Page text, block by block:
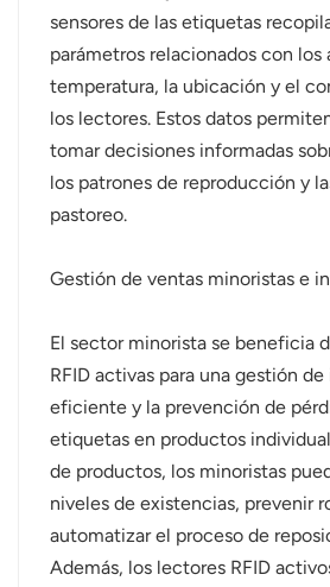
sensores de las etiquetas
parámetros relacionados con los
temperatura, la ubicación y el
los lectores. Estos datos
tomar decisiones informadas
los patrones de reproducción y
pastoreo.
Gestión de ventas minoristas e
El sector minorista se beneficia
RFID activas para una gestión
eficiente y la prevención de
etiquetas en productos
de productos, los minoristas
niveles de existencias, prevenir
automatizar el proceso de
Además, los lectores RFID